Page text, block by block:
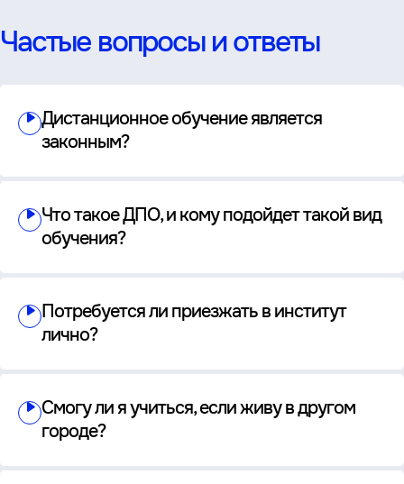
Частые вопросы и ответы
Дистанционное обучение является
законным?
Что такое ДПО, и кому подойдет такой вид
обучения?
Потребуется ли приезжать в институт
лично?
Смогу ли я учиться, если живу в другом
городе?